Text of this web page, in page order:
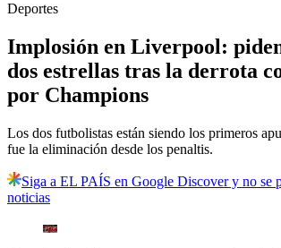
Deportes
Implosión en Liverpool:
dos estrellas tras la derrota
por Champions
Los dos futbolistas están siendo los primeros
fue la eliminación desde los penaltis.
Siga a EL PAÍS en Google Discover y no se
noticias